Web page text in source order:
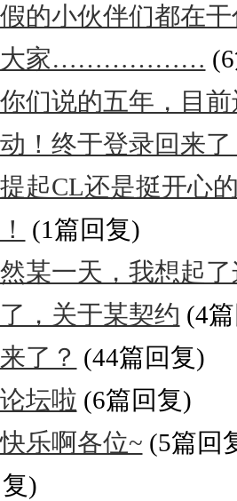
的小伙伴们都在
大家………………
们说的五年，目
！终于登录回来
起CL还是挺开心
(1篇回复)
然某一天，我想起
，关于某契约 (4
了？ (44篇回复)
坛啦 (6篇回复)
乐啊各位~ (5篇回
)